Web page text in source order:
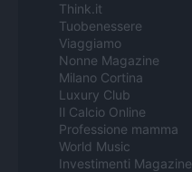
Think.it
Tuobenessere
Viaggiamo
Nonne Magazine
Milano Cortina
Luxury Club
Il Calcio Online
Professione mamma
World Music
Investimenti Magazine